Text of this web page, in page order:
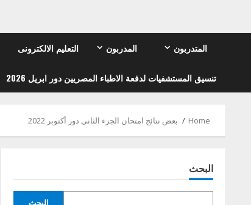
المتدربون المدربون التعليم الالكترونى
تنسيق المستشفيات لدفعة الاطباء المصريين دور ابريل 2026
Home بعض نتائج امتحان الجزء الثانى دور أكتوبر 2022
البحث
البحث